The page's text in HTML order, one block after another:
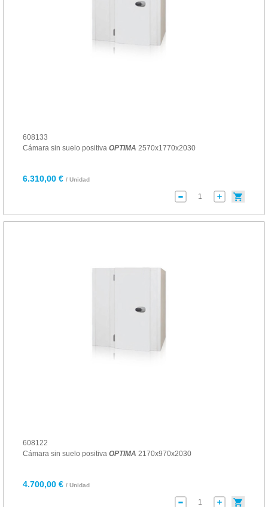
608133
Cámara sin suelo positiva OPTIMA 2570x1770x2030
6.310,00 € / Unidad
608122
Cámara sin suelo positiva OPTIMA 2170x970x2030
4.700,00 € / Unidad